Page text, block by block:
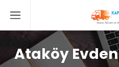
Ataköy